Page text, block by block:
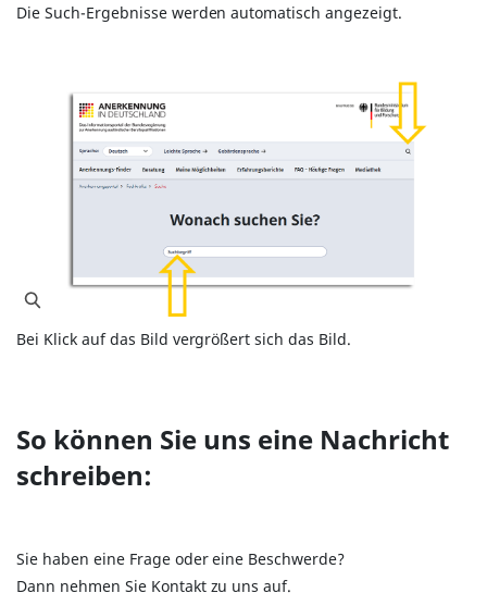
Die Such-Ergebnisse werden automatisch angezeigt.
Bei Klick auf das Bild vergrößert sich das Bild.
So können Sie uns eine Nachricht
schreiben:
Sie haben eine Frage oder eine Beschwerde?
Dann nehmen Sie Kontakt zu uns auf.